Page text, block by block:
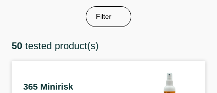
Filter
50 tested product(s)
365 Minirisk